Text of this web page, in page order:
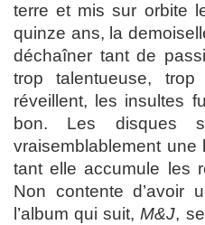
terre et mis sur orbite
quinze ans, la
déchaîner tant de
trop talentueuse,
réveillent, les insultes
bon. Les disques
vraisemblablement
tant elle accumule les
Non contente d’avoir
l’album qui suit,M&J,